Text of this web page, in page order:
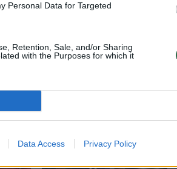
Personal Data for Targeted
Retention, Sale, and/or Sharing
with the Purposes for which it
Data Access Privacy Policy
JAV